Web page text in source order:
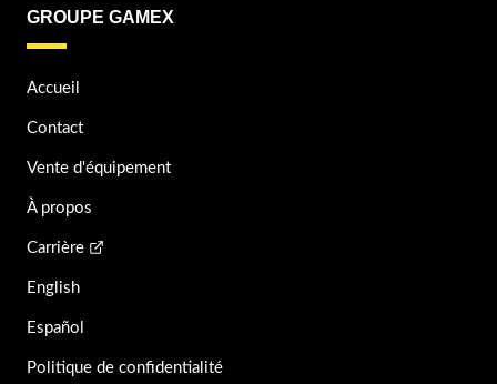
GROUPE GAMEX
Accueil
Contact
Vente d'équipement
À propos
Carrière
English
Español
Politique de confidentialité